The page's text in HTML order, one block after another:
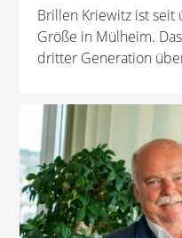
Brillen Kriewitz ist seit
Größe in Mülheim.
dritter Generation